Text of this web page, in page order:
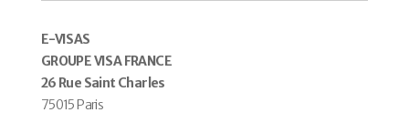
E-VISAS
GROUPE VISA FRANCE
26 Rue Saint Charles
75015 Paris